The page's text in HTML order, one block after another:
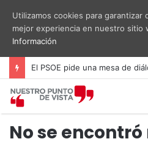
No se
Utilizamos cookies para garantizar
mejor experiencia en nuestro sitio
Información